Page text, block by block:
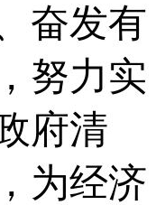
奋发有
努力实
府清
为经济